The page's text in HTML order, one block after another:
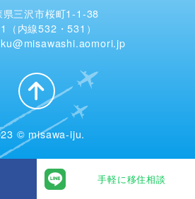
手軽に移住相談
三沢市桜町1-1-38
内線532・531）
© misawa-iju.